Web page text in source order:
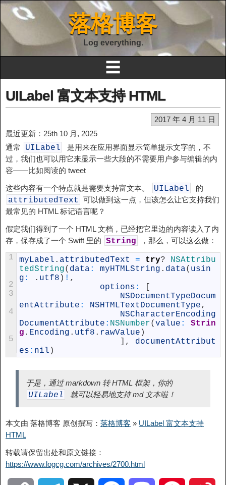
落格博客
Log everything.
☰
UILabel 富文本支持 HTML
2017 年 4 月 11 日
最近更新：25th 10 月, 2025
通常
UILabel
是用来在应用界面显示简单提示文字的，不
过，我们也可以用它来显示一些大段的不需要用户参与编辑的内
容——比如阅读的 tweet
这些内容有一个特点就是需要支持富文本。 UILabel 的
attributedText
可以做到这一点，但该怎么让它支持我们
最常见的 HTML 标记语言呢？
假定我们得到了一个 HTML 文档，已经把它里边的内容读入了内
存，保存成了一个 Swift 里的 String ，那么，可以这么做：
1
2
3
4
5
myLabel . attributedText = try?
NSAttribu
tedString( data : myHTMLString . data( usin
g : . utf8 ) ! ,
options :
NSDocumentTypeDocum
entAttribute : NSHTMLTextDocumentType,
NSCharacterEncoding
DocumentAttribute : NSNumber( value :
Strin
g . Encoding . utf8 . rawValue )
,
documentAttribut
es : nil )
于是，通过 markdown 转 HTML 框架，你的
UILabel 就可以轻易地支持 md 文本啦！
本文由 落格博客 原创撰写： 落格博客 » UILabel 富文本支持
HTML
转载请保留出处和原文链接：
https://www.logcg.com/archives/2700.html